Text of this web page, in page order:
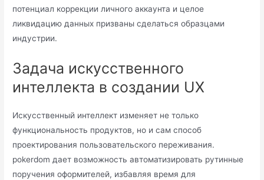
потенциал коррекции личного аккаунта и целое
ликвидацию данных призваны сделаться образцами
индустрии.
Задача искусственного
интеллекта в создании UX
Искусственный интеллект изменяет не только
функциональность продуктов, но и сам способ
проектирования пользовательского переживания.
pokerdom дает возможность автоматизировать рутинные
поручения оформителей, избавляя время для